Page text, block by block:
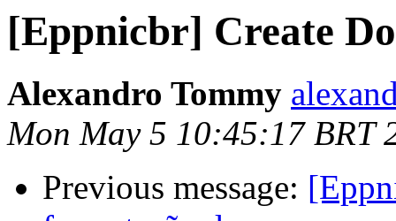
[Eppnicbr] Create
Alexandro Tommy
Mon May 5 10:45:17 BRT
Previous message: